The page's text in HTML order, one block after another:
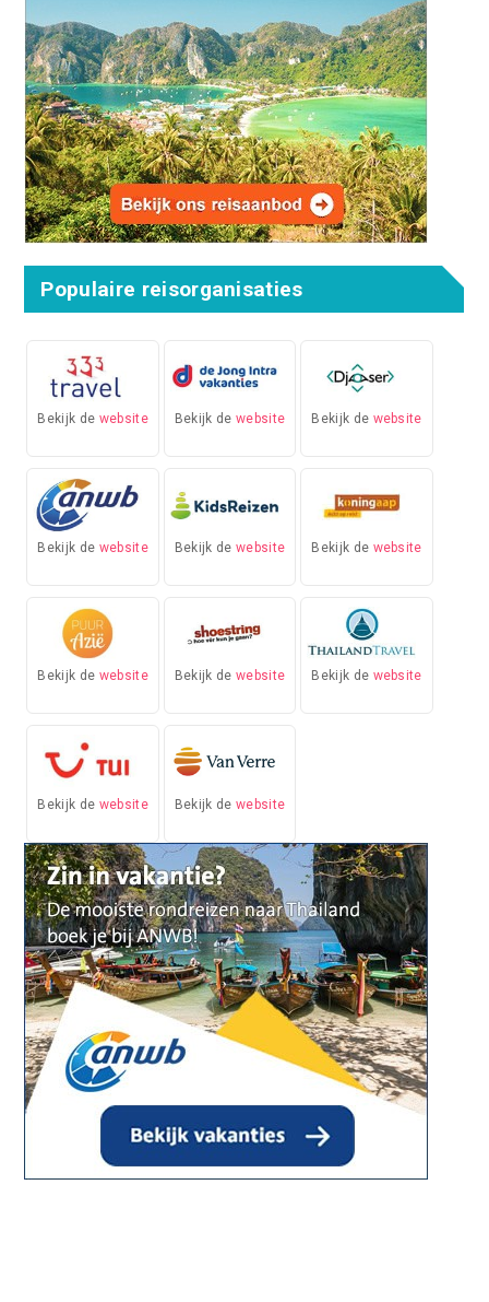
Populaire reisorganisaties
Bekijk de website Bekijk dewebsite Bekijk de website
Bekijk de website Bekijk dewebsite Bekijk de website
Bekijk de website Bekijk dewebsite Bekijk de website
Bekijk de website Bekijk dewebsite